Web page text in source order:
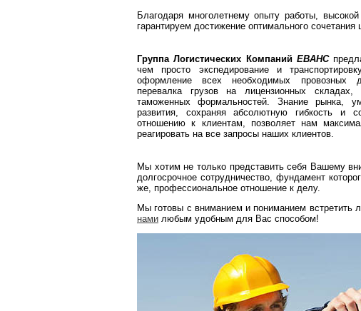
Благодаря многолетнему опыту работы,
гарантируем достижение оптимального
Группа Логистических КомпанийЕВАНС
чем просто экспедирование и
оформление всех необходимых провозных
перевалка грузов на лицензионных
таможенных формальностей. Знание рынка,
развития, сохраняя абсолютную гибкость и
отношению к клиентам, позволяет нам
реагировать на все запросы наших клиентов.
Мы хотим не только представить себя Вашему
долгосрочное сотрудничество, фундамент
же, профессиональное отношение к делу.
Мы готовы с вниманием и пониманием
нами любым удобным для Вас способом!